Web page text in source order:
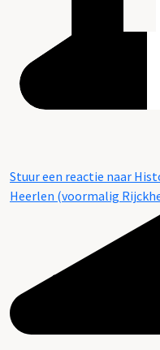
Stuur een reactie naar
Heerlen (voormalig